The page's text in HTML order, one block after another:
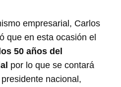
empresarial, Carlos
que en esta ocasión el
50 años del
por lo que se contará
nacional,